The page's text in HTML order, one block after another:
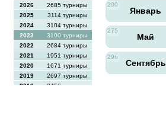
2026
2685 турниры
2025
3114 турниры
2024
3104 турниры
2023
3100 турниры
2022
2684 турниры
2021
1951 турниры
2020
1671 турниры
2019
2697 турниры
2018
2456 турниры
200
Январь
275
Май
296
Сентябрь